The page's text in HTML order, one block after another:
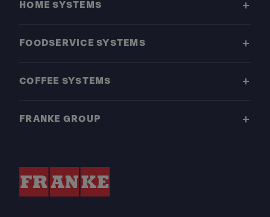
HOME SYSTEMS
FOODSERVICE SYSTEMS
COFFEE SYSTEMS
FRANKE GROUP